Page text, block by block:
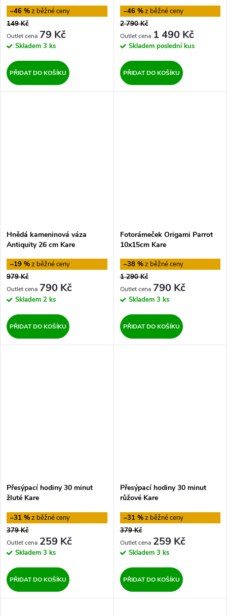
–46 %
149 Kč
79 Kč
Skladem 3 ks
PŘIDAT DO KOŠÍKU
–46 %
2 790 Kč
1 490 Kč
Skladem poslední kus
PŘIDAT DO KOŠÍKU
Hnědá kameninová váza
Antiquity 26 cm Kare
–19 %
979 Kč
790 Kč
Skladem 2 ks
PŘIDAT DO KOŠÍKU
Fotorámeček Origami Parrot
10x15cm Kare
–38 %
1 290 Kč
790 Kč
Skladem 3 ks
PŘIDAT DO KOŠÍKU
Přesýpací hodiny 30 minut
žluté Kare
–31 %
379 Kč
259 Kč
Skladem 3 ks
PŘIDAT DO KOŠÍKU
Přesýpací hodiny 30 minut
růžové Kare
–31 %
379 Kč
259 Kč
Skladem 3 ks
PŘIDAT DO KOŠÍKU